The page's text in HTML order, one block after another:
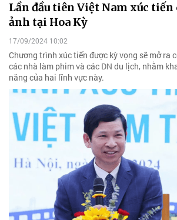
Lần đầu tiên Việt Nam xúc
ảnh tại Hoa Kỳ
17/09/2024 10:02
Chương trình xúc tiến được kỳ vọng sẽ mở ra
các nhà làm phim và các DN du lịch, nhằm
năng của hai lĩnh vực này.